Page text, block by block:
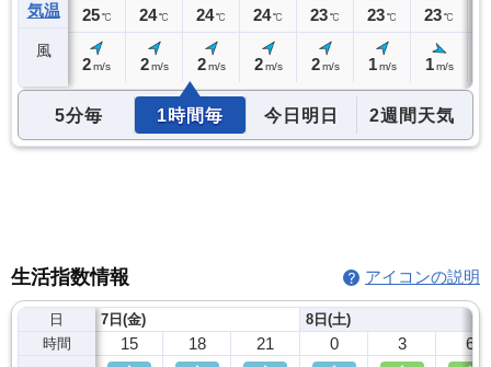
気温
風
25℃ 25 ℃
2m/s
24℃
2 m/s
24℃
2 m/s
24℃
2 m/s
23℃
2 m/s
23℃
1 m/s
23℃
1 m/s
5分毎 1時間毎 今日明日 2週間天気
生活指数情報 アイコンの説明
日
時間
7日(金)
15 18 21
8日(土)
0 3 6